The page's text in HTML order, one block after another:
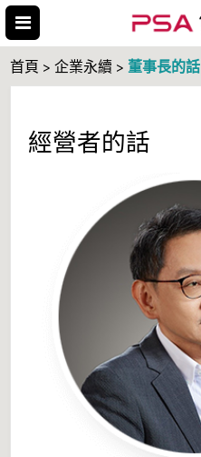
首頁 > 企業永續 > 董事長的話
經營者的話